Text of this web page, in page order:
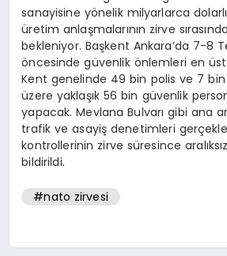
sanayisine yönelik milyarlarca
üretim anlaşmalarının zirve
bekleniyor. Başkent Ankara’da 7-8
öncesinde güvenlik önlemleri en üst
Kent genelinde 49 bin polis ve 7
üzere yaklaşık 56 bin güvenlik
yapacak. Mevlana Bulvarı gibi ana
trafik ve asayiş denetimleri
kontrollerinin zirve süresince
bildirildi.
#nato zirvesi